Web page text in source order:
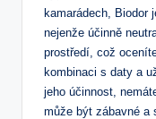
kamarádech, Biodor
nejenže účinně
prostředí, což
kombinaci s daty a
jeho účinnost,
může být zábavné a